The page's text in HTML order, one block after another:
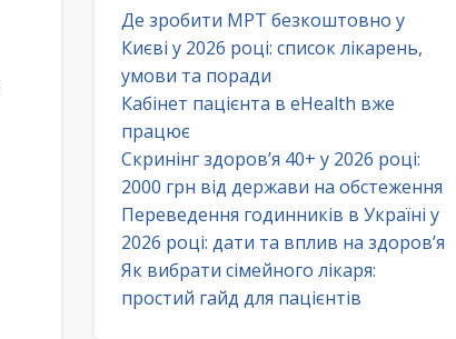
Де зробити МРТ безкоштовно у
Києві у 2026 році: список лікарень,
умови та поради
Кабінет пацієнта в eHealth вже
працює
Скринінг здоров’я 40+ у 2026 році:
2000 грн від держави на обстеження
Переведення годинників в Україні у
2026 році: дати та вплив на здоров’я
Як вибрати сімейного лікаря:
простий гайд для пацієнтів